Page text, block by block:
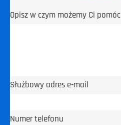
Opisz w czym możemy Ci pomóc
Służbowy adres e-mail
Numer telefonu